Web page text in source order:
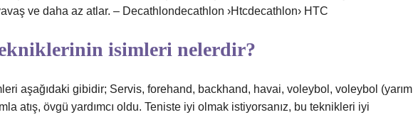
ve daha az atlar. – Decathlondecathlon ›Htcdecathlon› HTC
isimleri nelerdir?
aşağıdaki gibidir; Servis, forehand, backhand, havai, voleybol, voleybol (yarım
atış, övgü yardımcı oldu. Teniste iyi olmak istiyorsanız, bu teknikleri iyi